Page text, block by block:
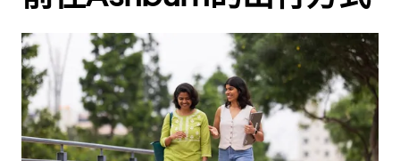
即
可
使
用
日
曆